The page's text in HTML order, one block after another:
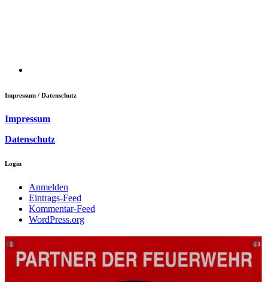
Impressum / Datenschutz
Impressum
Datenschutz
Login
Anmelden
Eintrags-Feed
Kommentar-Feed
WordPress.org